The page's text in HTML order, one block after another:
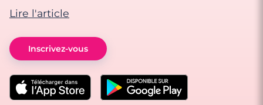
Lire l'article
Inscrivez-vous